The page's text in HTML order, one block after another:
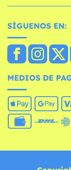
SÍGUENOS EN:
MEDIOS DE